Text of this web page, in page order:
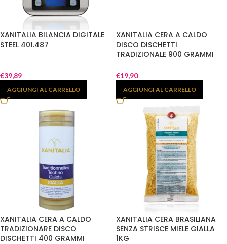
XANITALIA BILANCIA DIGITALE
STEEL 401.487
€39,89
AGGIUNGI AL CARRELLO
XANITALIA CERA A CALDO
DISCO DISCHETTI
TRADIZIONALE 900 GRAMMI
€19,90
AGGIUNGI AL CARRELLO
XANITALIA CERA A CALDO
TRADIZIONARE DISCO
DISCHETTI 400 GRAMMI
XANITALIA CERA BRASILIANA
SENZA STRISCE MIELE GIALLA
1KG